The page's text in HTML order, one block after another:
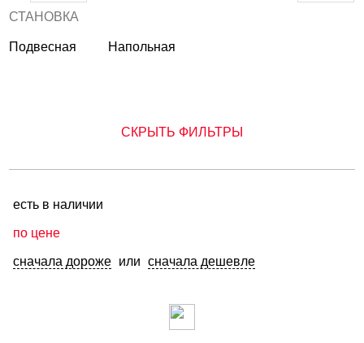
УСТАНОВКА
Подвесная Напольная
СКРЫТЬ ФИЛЬТРЫ
есть в наличии
по цене
сначала дороже или сначала дешевле